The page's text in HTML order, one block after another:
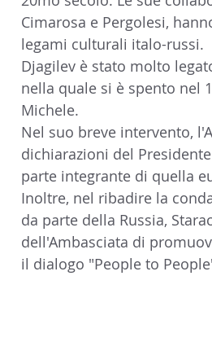
14 - IIC IST. ITALIANO CULTURA
17 - ASSOCIAZIONI 18 -
20 - AMERICA 21 - AMERICA-
24 - ASIA 25 - OCEANIA
30 - LAVORO 31 - ICE
Cimarosa e Pergolesi,
legami culturali italo-russi.
Djagilev è stato molto
nella quale si è spento nel
Michele.
Nel suo breve intervento,
dichiarazioni del
parte integrante di quella
Inoltre, nel ribadire la
da parte della Russia,
dell'Ambasciata di
il dialogo "People to